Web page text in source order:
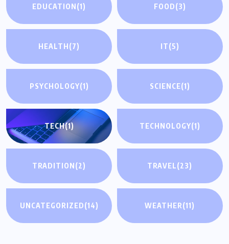
EDUCATION(1) FOOD(3)
HEALTH(7) IT(5)
PSYCHOLOGY(1) SCIENCE(1)
TECH(1) TECHNOLOGY(1)
TRADITION(2) TRAVEL(23)
UNCATEGORIZED(14) WEATHER(11)